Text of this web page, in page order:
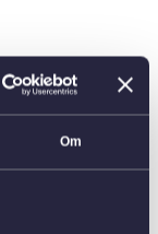
Om